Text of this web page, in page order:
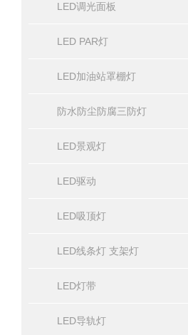
LED调光面板
LED PAR灯
LED加油站罩棚灯
防水防尘防腐三防灯
LED景观灯
LED驱动
LED吸顶灯
LED线条灯 支架灯
LED灯带
LED导轨灯